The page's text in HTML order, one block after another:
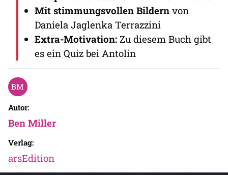
Mit stimmungsvollen Bildern von
Daniela Jaglenka Terrazzini
Extra-Motivation: Zu diesem Buch gibt
es ein Quiz bei Antolin
Autor:
Ben Miller
Verlag:
arsEdition